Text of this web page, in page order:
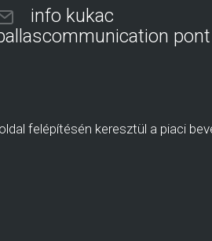
info kukac
felépítésén keresztül a piaci